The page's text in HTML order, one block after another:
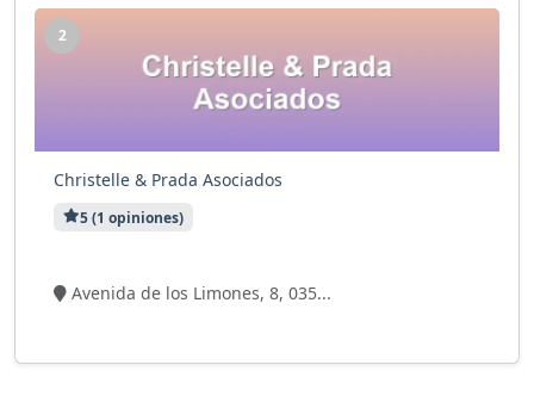
2
Christelle & Prada Asociados
5 (1 opiniones)
Avenida de los Limones, 8, 035...